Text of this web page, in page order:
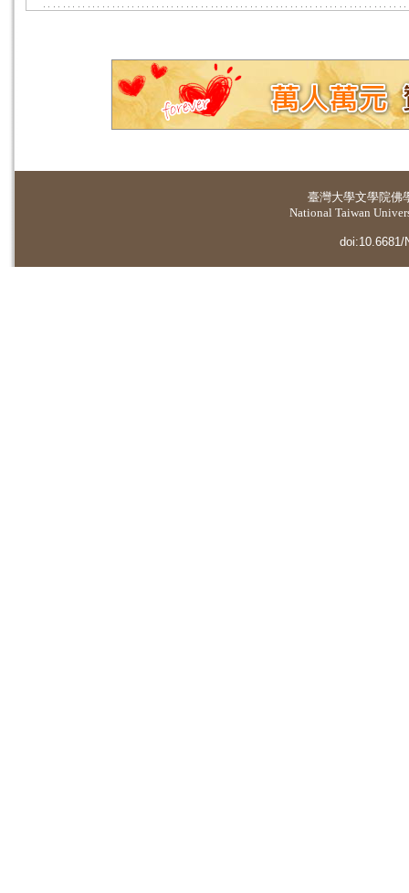
臺灣大學文學院佛
National Taiwan
doi:10.6681/